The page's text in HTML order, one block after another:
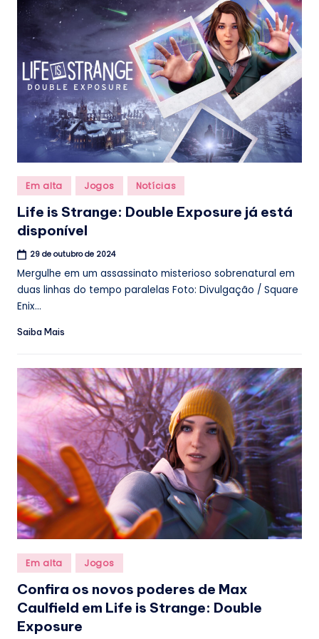
b
r
Posted
in
Em alta Jogos Notícias
Life is Strange: Double Exposure já está
disponível
29 de outubro de 2024
Mergulhe em um assassinato misterioso sobrenatural em
duas linhas do tempo paralelas Foto: Divulgação / Square
Enix...
Saiba Mais
Posted
in
Em alta Jogos
Confira os novos poderes de Max
Caulfield em Life is Strange: Double
Exposure